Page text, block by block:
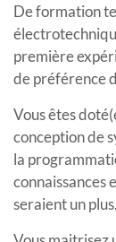
De formation
première
de préférence
Vous êtes
conception de
la
connaissances
seraient un plus.